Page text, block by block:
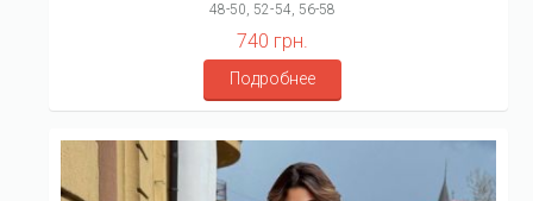
48-50, 52-54, 56-58
740 грн.
Подробнее